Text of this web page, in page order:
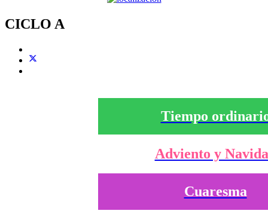
CICLO A
Tiempo
Adviento y
Cuaresma